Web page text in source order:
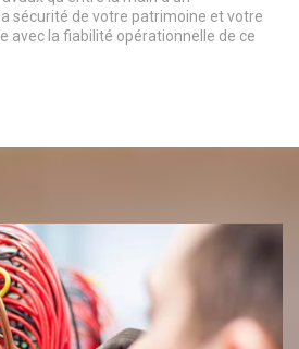
sécurité de votre patrimoine et votre
avec la fiabilité opérationnelle de ce